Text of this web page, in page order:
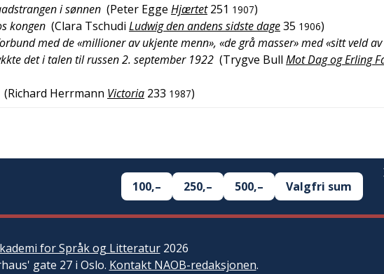
i sønnen (Peter Egge Hjærtet 251 1907)
kongen (Clara Tschudi Ludwig den andens sidste dage35 1906)
med de «millioner av ukjente menn», «de grå masser» med «sitt veld
det i talen til russen 2. september 1922 (Trygve Bull Mot Dag og Erling
(Richard Herrmann Victoria 233 1987)
100,– 250,– 500,– Valgfri sum
for Språk og Litteratur2026
gate 27 i Oslo. Kontakt NAOB-redaksjonen.